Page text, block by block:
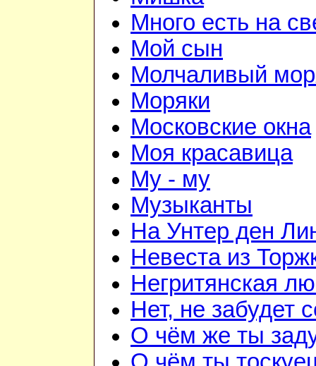
Много есть на
Мой сын
Молчаливый
Моряки
Московские окна
Моя красавица
Му - му
Музыканты
На Унтер ден
Невеста из
Негритянская
Нет, не забудет
О чём же ты